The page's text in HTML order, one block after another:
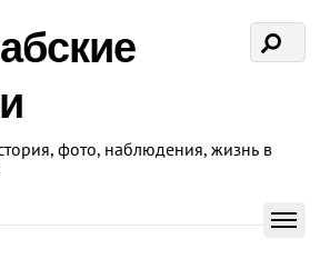
фото, наблюдения, жизнь в